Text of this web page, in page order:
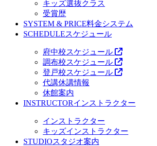
キッズ選抜クラス
受賞歴
SYSTEM & PRICE料金システム
SCHEDULEスケジュール
府中校スケジュール
調布校スケジュール
登戸校スケジュール
代講休講情報
休館案内
INSTRUCTORインストラクター
インストラクター
キッズインストラクター
STUDIOスタジオ案内